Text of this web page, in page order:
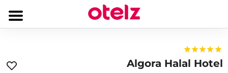
Algora Halal Hotel